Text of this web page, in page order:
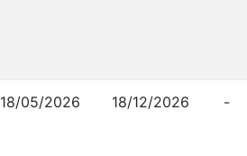
18/05/2026 18/12/2026 -